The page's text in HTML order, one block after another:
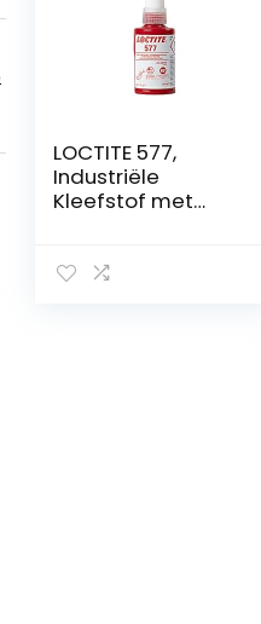
LOCTITE 577,
Industriële
Kleefstof met
draadafdichting,